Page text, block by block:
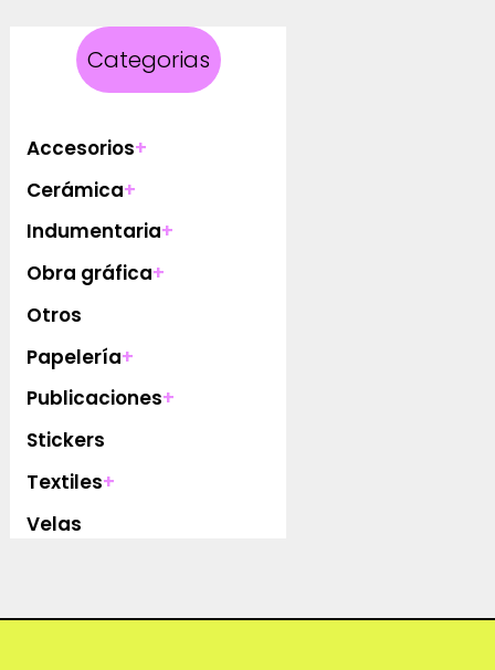
Categorias
Accesorios+
Cerámica+
Indumentaria+
Obra gráfica+
Otros
Papelería+
Publicaciones+
Stickers
Textiles+
Velas